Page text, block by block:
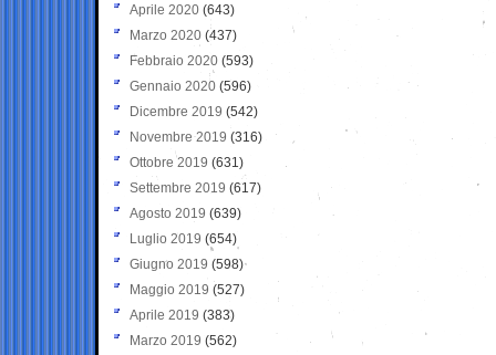
Aprile 2020 (643)
Marzo 2020 (437)
Febbraio 2020 (593)
Gennaio 2020 (596)
Dicembre 2019 (542)
Novembre 2019 (316)
Ottobre 2019 (631)
Settembre 2019 (617)
Agosto 2019 (639)
Luglio 2019 (654)
Giugno 2019 (598)
Maggio 2019 (527)
Aprile 2019 (383)
Marzo 2019 (562)